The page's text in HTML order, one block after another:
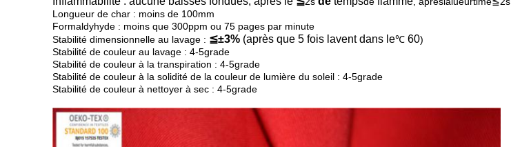
Longueur de char : moins de 100mm
Formaldyhyde : moins que 300ppm ou 75 pages par minute
Stabilité dimensionnelle au lavage : ≦±3% (après que 5 fois lavent dans le℃ 60)
Stabilité de couleur au lavage : 4-5grade
Stabilité de couleur à la transpiration : 4-5grade
Stabilité de couleur à la solidité de la couleur de lumière du soleil : 4-5grade
Stabilité de couleur à nettoyer à sec : 4-5grade